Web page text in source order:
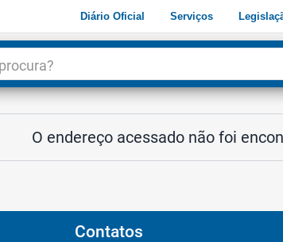
Diário Oficial Serviços
O endereço acessado não foi
Contatos